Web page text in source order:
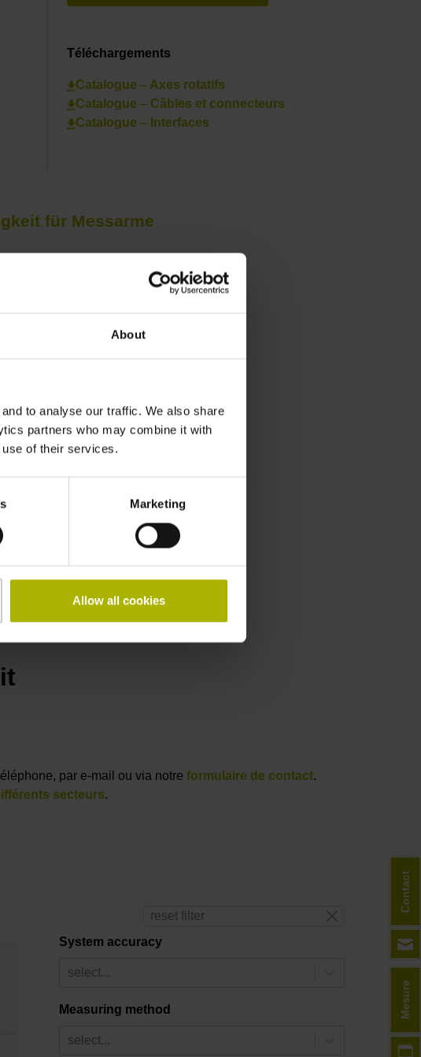
About
to analyse our traffic. We also share
partners who may combine it with
use of their services.
Marketing
Allow all cookies
Téléchargements
Catalogue – Axes rotatifs
Catalogue – Câbles et connecteurs
Catalogue – Interfaces
für Messarme
par e-mail ou via notre formulaire de contact.
secteurs.
reset filter
System accuracy
select...
Measuring method
select...
Mesure
Contact